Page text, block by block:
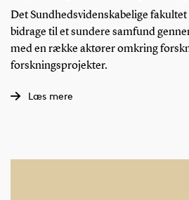
Det Sundhedsvidenskabelige
bidrage til et sundere samfund
med en række aktører omkring
forskningsprojekter.
Læs mere